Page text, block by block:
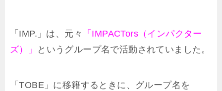
「IMP.」は、元々
「IMPACTors（インパクター
ズ）」
というグループ名で活動されていました。
「TOBE」に移籍するときに、グループ名を